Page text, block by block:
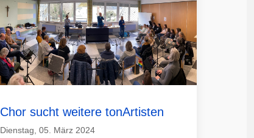
Chor sucht wei­te­re ton­Artis­ten
Dienstag, 05. März 2024